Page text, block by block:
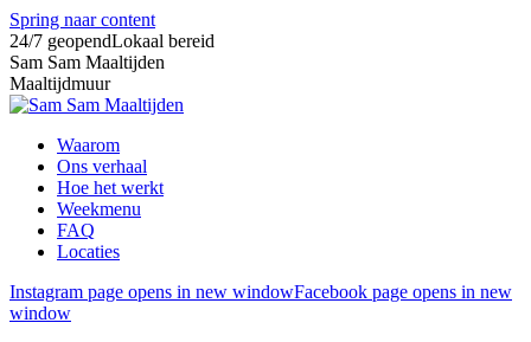
Spring naar content
24/7 geopendLokaal bereid
Sam Sam Maaltijden
Maaltijdmuur
Waarom
Ons verhaal
Hoe het werkt
Weekmenu
FAQ
Locaties
Instagram page opens in new windowFacebook page opens in new
window